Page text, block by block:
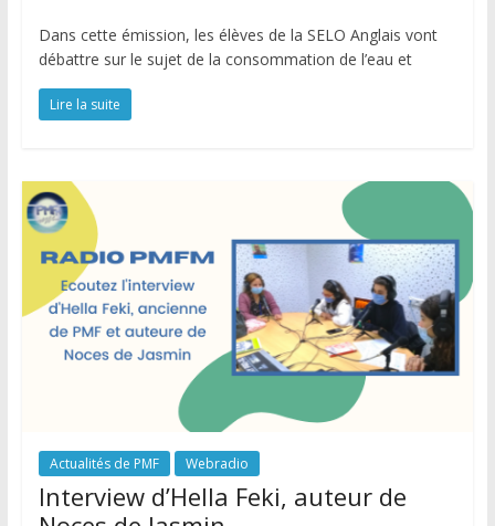
Dans cette émission, les élèves de la SELO Anglais vont
débattre sur le sujet de la consommation de l’eau et
Lire la suite
Actualités de PMF Webradio
Interview d’Hella Feki, auteur de